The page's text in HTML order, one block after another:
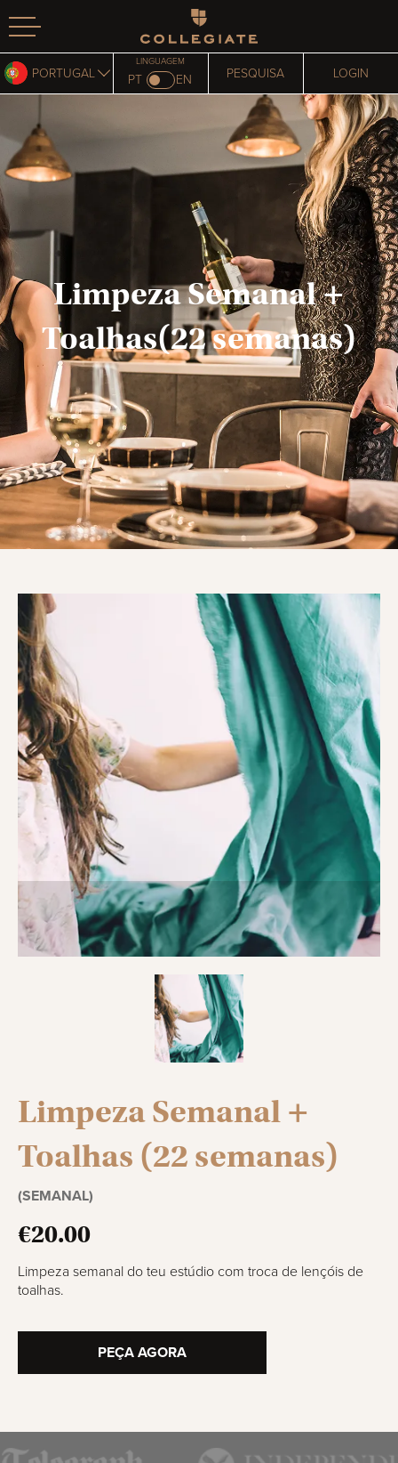
Homepage
PORTUGAL PT
LINGUAGEM
EN PESQUISA LOGIN
Limpeza Semanal +
Toalhas(22 semanas)
Limpeza Semanal +
Toalhas (22 semanas)
(SEMANAL)
€20.00
Limpeza semanal do teu estúdio com troca de lençóis de
toalhas.
PEÇA AGORA